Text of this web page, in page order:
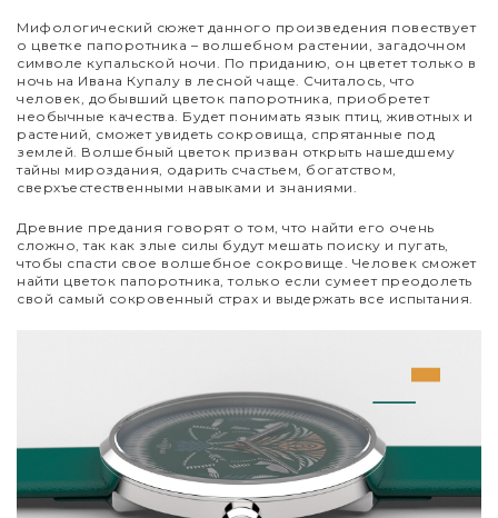
Мифологический сюжет данного произведения повествует
о цветке папоротника – волшебном растении, загадочном
символе купальской ночи. По приданию, он цветет только в
ночь на Ивана Купалу в лесной чаще. Считалось, что
человек, добывший цветок папоротника, приобретет
необычные качества. Будет понимать язык птиц, животных и
растений, сможет увидеть сокровища, спрятанные под
землей. Волшебный цветок призван открыть нашедшему
тайны мироздания, одарить счастьем, богатством,
сверхъестественными навыками и знаниями.
Древние предания говорят о том, что найти его очень
сложно, так как злые силы будут мешать поиску и пугать,
чтобы спасти свое волшебное сокровище. Человек сможет
найти цветок папоротника, только если сумеет преодолеть
свой самый сокровенный страх и выдержать все испытания.